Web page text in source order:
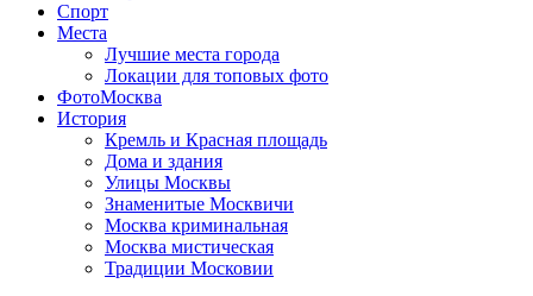
Спорт
Места
Лучшие места города
Локации для топовых фото
ФотоМосква
История
Кремль и Красная площадь
Дома и здания
Улицы Москвы
Знаменитые Москвичи
Москва криминальная
Москва мистическая
Традиции Московии